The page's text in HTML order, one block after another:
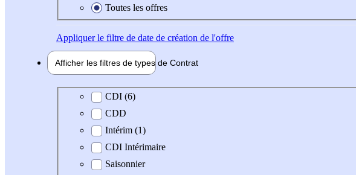
Toutes les offres
Appliquerle filtre de date de création de l'offre
Afficher les filtres de types de Contrat
Type de contrat
CDI (6)
CDD
Intérim (1)
CDI Intérimaire
Saisonnier